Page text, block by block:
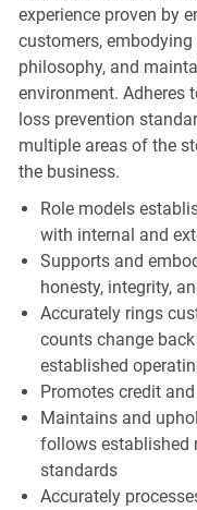
experience proven by
customers,
philosophy, and
environment. Adheres
loss prevention
multiple areas of the
the business.
Role models
with internal and
Supports and
honesty, integrity,
Accurately rings
counts change
established
Promotes credit
Maintains and
follows established
standards
Accurately